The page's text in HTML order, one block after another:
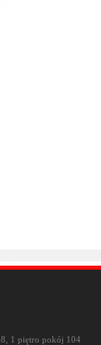
1 piętro pokój 104